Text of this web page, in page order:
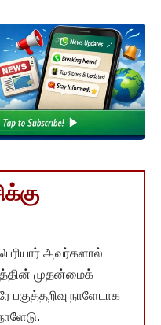
அவர்களால்
முதன்மைக்
பகுத்தறிவு நாளேடாக